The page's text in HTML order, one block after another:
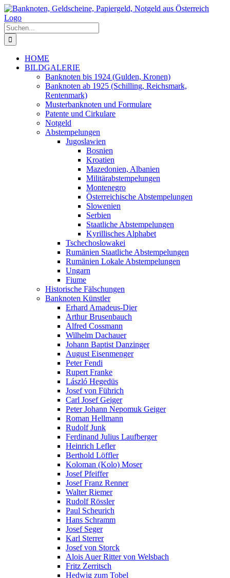
Zum
Inhalt
springen
Suche
nach:
HOME
BILDGALERIE
Banknoten bis 1924 (Gulden, Kronen)
Banknoten ab 1925 (Schilling, Reichsmark,
Rentenmark)
Musterbanknoten und Formulare
Patente und Cirkulare
Notgeld
Abstempelungen
Jugoslawien
Bosnien
Kroatien
Mazedonien, Albanien
Militärabstempelungen
Montenegro
Österreichische Abstempelungen
Slowenien
Serbien
Staatliche Abstempelungen
Kyrillisches Alphabet
Tschechoslowakei
Rumänien Staatliche Abstempelungen
Rumänien Lokale Abstempelungen
Ungarn
Fiume
Historische Fälschungen
Banknoten Künstler
Erhard Amadeus-Dier
Arthur Brusenbauch
Alfred Cossmann
Wilhelm Dachauer
Johann Baptist Danzinger
August Eisenmenger
Peter Fendi
Rupert Franke
László Hegedüs
Josef von Führich
Carl Josef Geiger
Peter Johann Nepomuk Geiger
Roman Hellmann
Rudolf Junk
Ferdinand Julius Laufberger
Heinrich Lefler
Berthold Löffler
Koloman (Kolo) Moser
Josef Pfeiffer
Josef Franz Renner
Walter Riemer
Rudolf Rössler
Paul Scheurich
Hans Schramm
Josef Seger
Karl Sterrer
Josef von Storck
Alois Auer Ritter von Welsbach
Fritz Zerritsch
Hedwig zum Tobel